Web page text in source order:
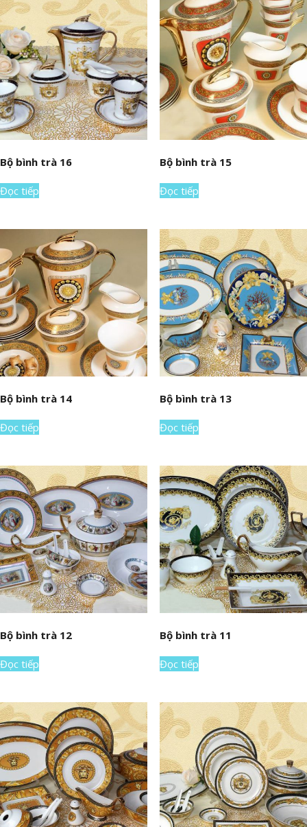
Bộ bình trà 16
Đọc tiếp
Bộ bình trà 15
Đọc tiếp
Bộ bình trà 14
Đọc tiếp
Bộ bình trà 13
Đọc tiếp
Bộ bình trà 12
Đọc tiếp
Bộ bình trà 11
Đọc tiếp